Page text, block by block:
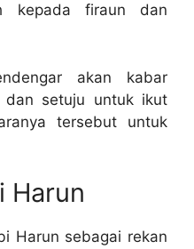
kepada firaun dan
akan kabar
dan setuju untuk ikut
tersebut untuk
Harun
Harun sebagai rekan